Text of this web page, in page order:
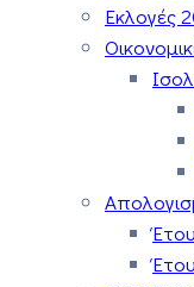
Εκλογές